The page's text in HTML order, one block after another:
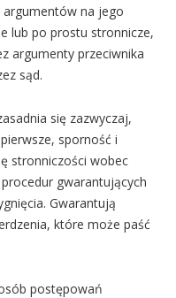
na jego
lub po prostu stronnicze,
argumenty przeciwnika
sąd.
się zazwyczaj,
sporność i
stronniczości wobec
gwarantujących
Gwarantują
które może paść
postępowań